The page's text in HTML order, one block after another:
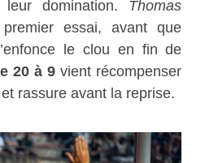
domination. Thomas
essai, avant que
le clou en fin de
20 à 9 vient récompenser
rassure avant la reprise.